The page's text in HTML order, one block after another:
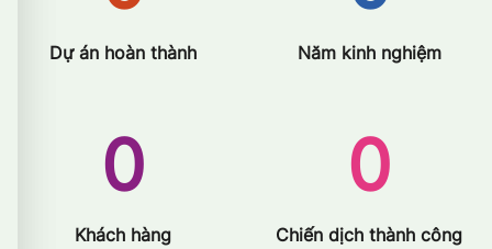
Dự án hoàn thành Năm kinh nghiệm
0
Khách hàng
0
Chiến dịch thành công